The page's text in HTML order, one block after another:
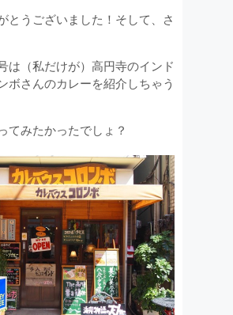
とうございました！そして、さ
は（私だけが）高円寺のインド
ボさんのカレーを紹介しちゃう
てみたかったでしょ？